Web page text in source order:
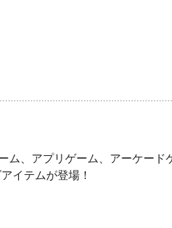
、アプリゲーム、アーケー
イテムが登場！